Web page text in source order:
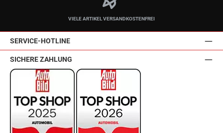
VIELE ARTIKEL VERSANDKOSTENFREI
SERVICE-HOTLINE
SICHERE ZAHLUNG